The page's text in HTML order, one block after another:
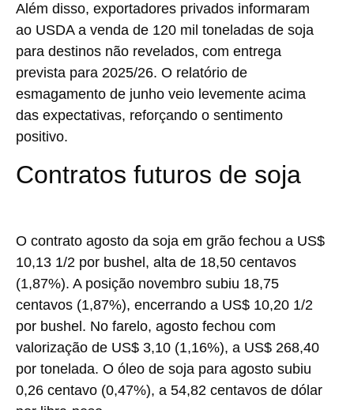
Além disso, exportadores privados informaram
ao USDA a venda de 120 mil toneladas de soja
para destinos não revelados, com entrega
prevista para 2025/26. O relatório de
esmagamento de junho veio levemente acima
das expectativas, reforçando o sentimento
positivo.
Contratos futuros de soja
O contrato agosto da soja em grão fechou a US$
10,13 1/2 por bushel, alta de 18,50 centavos
(1,87%). A posição novembro subiu 18,75
centavos (1,87%), encerrando a US$ 10,20 1/2
por bushel. No farelo, agosto fechou com
valorização de US$ 3,10 (1,16%), a US$ 268,40
por tonelada. O óleo de soja para agosto subiu
0,26 centavo (0,47%), a 54,82 centavos de dólar